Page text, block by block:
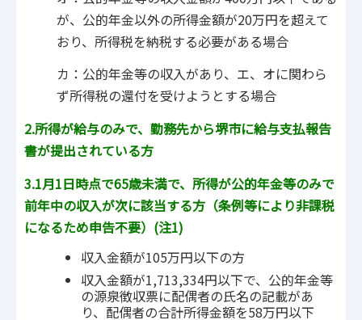
が、公的年金以外の所得金額が20万円を超えて
おり、所得税を納税する必要がある場合
カ：公的年金等の収入があり、エ、オに関わら
ず所得税の還付を受けようとする場合
2.所得が給与のみで、勤務先から堺市に給与支払報告
書が提出されている方
3.1月1日時点で65歳未満で、所得が公的年金等のみで
前年中の収入が次に該当する方（条例等により非課税
になるため申告不要） (注1)
収入金額が105万円以下の方
収入金額が1,713,334円以下で、公的年金等
の源泉徴収票に配偶者の氏名の記載があ
り、配偶者の合計所得金額を58万円以下